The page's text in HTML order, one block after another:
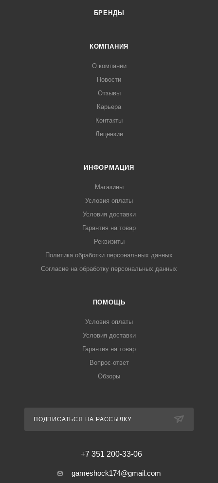
БРЕНДЫ
КОМПАНИЯ
О компании
Новости
Отзывы
Карьера
Контакты
Лицензии
ИНФОРМАЦИЯ
Магазины
Условия оплаты
Условия доставки
Гарантия на товар
Реквизиты
Политика обработки персональных данных
Согласие на обработку персональных данных
ПОМОЩЬ
Условия оплаты
Условия доставки
Гарантия на товар
Вопрос-ответ
Обзоры
ПОДПИСАТЬСЯ НА РАССЫЛКУ
+7 351 200-33-06
gameshock174@gmail.com